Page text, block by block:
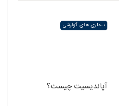
بیماری های گوارشی
آپاندیسیت چیست؟